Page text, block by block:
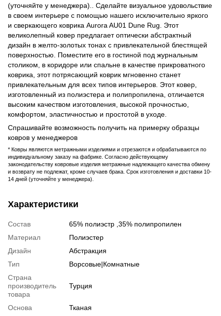
(уточняйте у менеджера).. Сделайте визуальное удовольствие
в своем интерьере с помощью нашего исключительно яркого
и сверкающего коврика Aurora AU01 Dune Rug. Этот
великолепный ковер предлагает оптически абстрактный
дизайн в желто-золотых тонах с привлекательной блестящей
поверхностью. Поместите его в гостиной под журнальным
столиком, в коридоре или спальне в качестве прикроватного
коврика, этот потрясающий коврик мгновенно станет
привлекательным для всех типов интерьеров. Этот ковер,
изготовленный из полиэстера и полипропилена, отличается
высоким качеством изготовления, высокой прочностью,
комфортом, эластичностью и простотой в уходе.
Спрашивайте возможность получить на примерку образцы
ковров у менеджеров
* Ковры являются метражными изделиями и отрезаются и обрабатываются по
индивидуальному заказу на фабрике. Согласно действующему
законодательству ковровые изделия метражные надлежащего качества обмену
и возврату не подлежат, кроме случаев брака. Срок изготовления и доставки 10-
14 дней (уточняйте у менеджера).
Характеристики
Состав
65% полиэстр ,35% полипропилен
Материал
Полиэстер
Дизайн
Абстракция
Тип
Ворсовые|Комнатные
Страна
производитель
товара
Турция
Основа
Тканая